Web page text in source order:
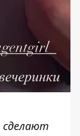
сделают